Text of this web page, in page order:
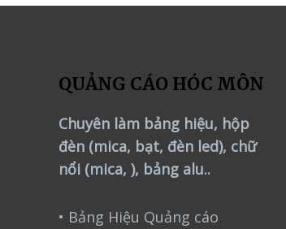
QUẢNG CÁO HÓC MÔN
Chuyên làm bảng hiệu, hộp
đèn (mica, bạt, đèn led), chữ
nổi (mica, ), bảng alu..
• Bảng Hiệu Quảng cáo